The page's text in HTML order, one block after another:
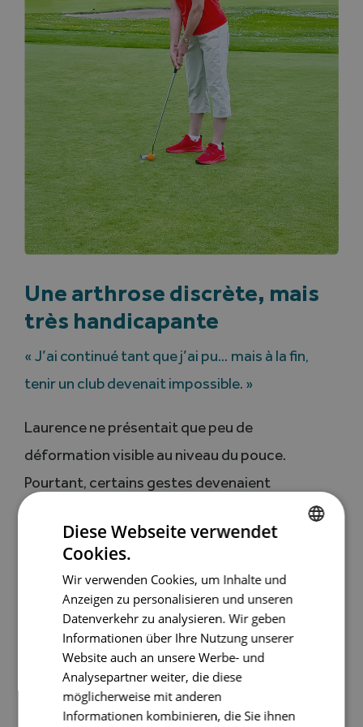
Une arthrose discrète, mais
très handicapante
« J’ai continué tant que j’ai pu… mais à la fin,
tenir un club devenaitimpossible. »
Laurence ne présentait que peu de
déformation visible au niveau du pouce.
Pourtant, certains gestes devenaient
fermer un
bouton, se brosser les dents ou coudre lui
demandaient de plus en
venait même à utiliser sa main gauche pour
tourner laclé dans la serrure.
Ces limitations concernaient surtout les
mouvements de pince, si essentiels
quotidien. La gêne est venue perturber ses
FRENCH
Diese Webseite verwendet
Cookies.
Wir verwenden Cookies, um Inhalte und
Anzeigen zu personalisieren und unseren
Datenverkehr zu analysieren. Wir geben
Informationen über Ihre Nutzung unserer
Website auch an unsere Werbe- und
Analysepartner weiter, die diese
möglicherweise mit anderen
Informationen kombinieren, die Sie ihnen